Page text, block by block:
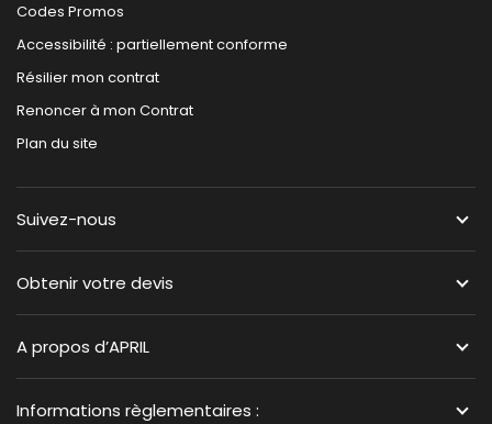
Codes Promos
Accessibilité : partiellement conforme
Résilier mon contrat
Renoncer à mon Contrat
Plan du site
Suivez-nous
Obtenir votre devis
A propos d’APRIL
Informations règlementaires :